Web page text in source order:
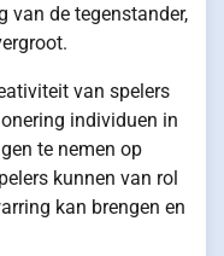
van de tegenstander,
van spelers
individuen in
te nemen op
kunnen van rol
kan brengen en